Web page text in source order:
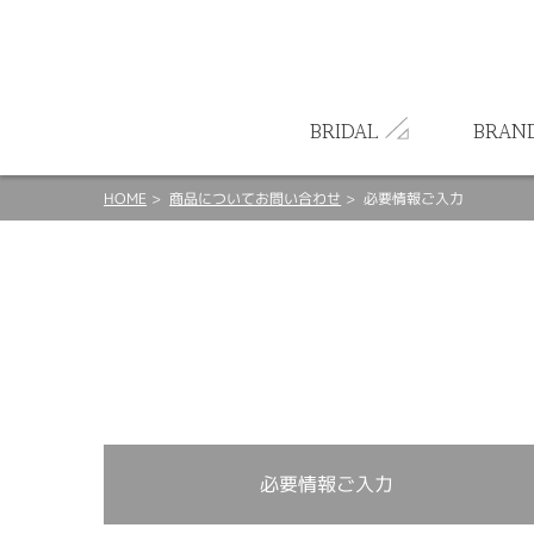
BRIDAL
HOME 商品についてお問い合わせ 必要情報ご入力
必要情報ご入力